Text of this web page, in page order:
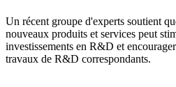
Un récent groupe d'experts soutient
nouveaux produits et services peut
investissements en R&D et
travaux de R&D correspondants.